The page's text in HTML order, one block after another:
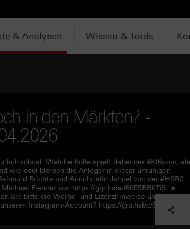
& Analysen Wissen & Tools
in den Märkten? -
robust. Welche Rolle spielt dabei der #KIBoom,
wie cool bleiben die Anleger in dieser unruhigen
Brichta und Annchristin Jahnel von der #HSBC,
Flender von https://grp.hsbc/6055BBKTi9. ►
Sie bitte die Werbe- und Lizenzhinweise unter
Instagram-Account? https://grp.hsbc/6050q4HQC